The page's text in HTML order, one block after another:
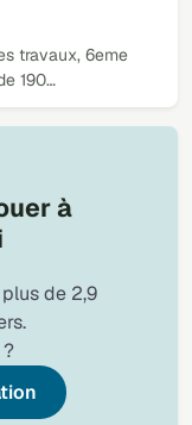
travaux, 6eme
190…
à
de 2,9